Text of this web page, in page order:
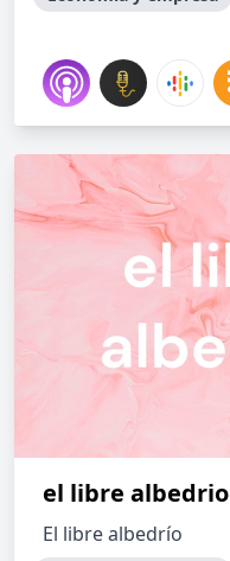
el libre albedrio
El libre albedrío